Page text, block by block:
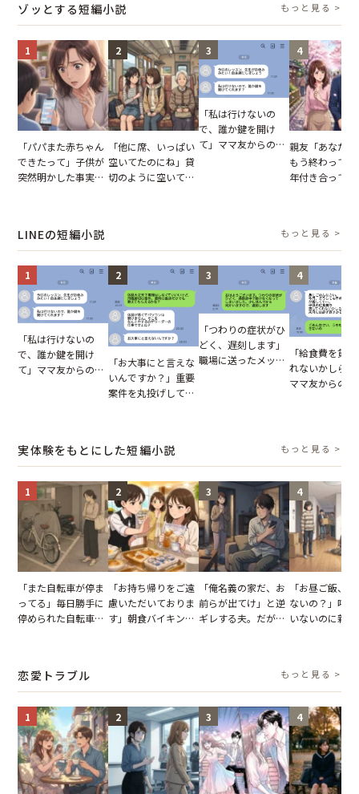
ゾッとする短編小説 もっと見る >
1
「パパまた赤ちゃん
できたって」子供が
突然明かした事実。
2
「他に席、いっぱい
空いてたのにね」貸
切のように空いてる
3
「私は行けないの
で、誰か鍵を開け
て」ママ友からの
4
親友「あなた
もう終わって
年付き合って
LINEの短編小説 もっと見る >
1
「私は行けないの
で、誰か鍵を開け
て」ママ友からの
2
「お大事にと言えな
いんですか？」重要
案件を丸投げして休
3
「つわりの症状がひ
どく、遅刻します」
職場に送ったメッセ
4
「給食費を貸
れないかしら
ママ友からの
実体験をもとにした短編小説 もっと見る >
1
「また自転車が停ま
ってる」毎日勝手に
停められた自転車。
2
「お持ち帰りをご遠
慮いただいておりま
す」朝食バイキング
3
「俺名義の家だ、お
前らが出てけ」と逆
ギレする夫。だが、
4
「お昼ご飯、
ないの？」呼
いないのに新
恋愛トラブル もっと見る >
1 2 3 4